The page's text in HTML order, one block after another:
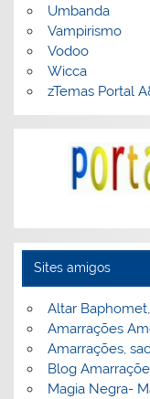
Umbanda
Vampirismo
Vodoo
Wicca
zTemas Portal
Sites amigos
Altar
Amarrações
Amarrações,
Blog
Magia Negra-